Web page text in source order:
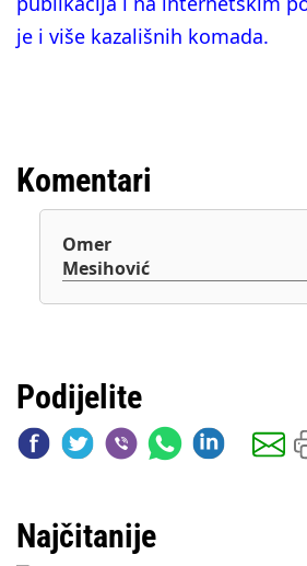
je i više kazališnih komada.
Komentari
Omer
Mesihović
Podijelite
Najčitanije